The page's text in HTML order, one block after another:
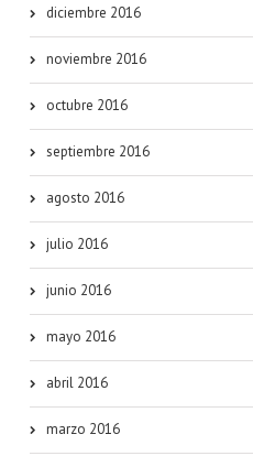
diciembre 2016
noviembre 2016
octubre 2016
septiembre 2016
agosto 2016
julio 2016
junio 2016
mayo 2016
abril 2016
marzo 2016